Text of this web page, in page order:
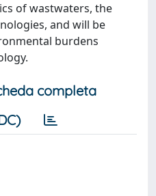
of wastwaters, the
and will be
burdens
completa